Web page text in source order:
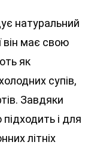
натуральний
він має свою
як
супів,
Завдяки
і для
літніх